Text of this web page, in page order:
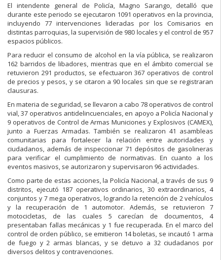
El intendente general de Policía, Magno Sarango, detalló que
durante este periodo se ejecutaron 1091 operativos en la provincia,
incluyendo 77 intervenciones lideradas por los Comisarios en
distintas parroquias, la supervisión de 980 locales y el control de 957
espacios públicos.
Para reducir el consumo de alcohol en la vía pública, se realizaron
162 barridos de libadores, mientras que en el ámbito comercial se
retuvieron 291 productos, se efectuaron 367 operativos de control
de precios y pesos, y se citaron a 90 locales sin que se registraran
clausuras.
En materia de seguridad, se llevaron a cabo 78 operativos de control
vial, 37 operativos antidelincuenciales, en apoyo a Policía Nacional y
9 operativos de Control de Armas Municiones y Explosivos (CAMEX),
junto a Fuerzas Armadas. También se realizaron 41 asambleas
comunitarias para fortalecer la relación entre autoridades y
ciudadanos, además de inspeccionar 71 depósitos de gasolineras
para verificar el cumplimiento de normativas. En cuanto a los
eventos masivos, se autorizaron y supervisaron 96 actividades.
Como parte de estas acciones, la Policía Nacional, a través de sus 9
distritos, ejecutó 187 operativos ordinarios, 30 extraordinarios, 4
conjuntos y 7 mega operativos, logrando la retención de 2 vehículos
y la recuperación de 1 automotor. Además, se retuvieron 7
motocicletas, de las cuales 5 carecían de documentos, 4
presentaban fallas mecánicas y 1 fue recuperada. En el marco del
control de orden público, se emitieron 14 boletas, se incautó 1 arma
de fuego y 2 armas blancas, y se detuvo a 32 ciudadanos por
diversos delitos y contravenciones.